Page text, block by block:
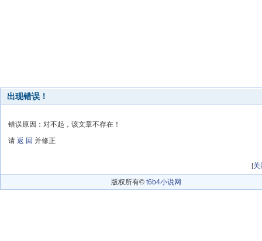
出现错误！
错误原因：对不起，该文章不存在！
请 返 回 并修正
[关
版权所有© t6b4小说网